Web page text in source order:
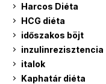
Harcos Diéta
HCG diéta
időszakos böjt
inzulinrezisztencia
italok
Kaphatár diéta